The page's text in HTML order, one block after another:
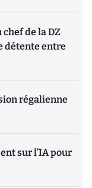
de la DZ
détente entre
régalienne
sur l’IA pour